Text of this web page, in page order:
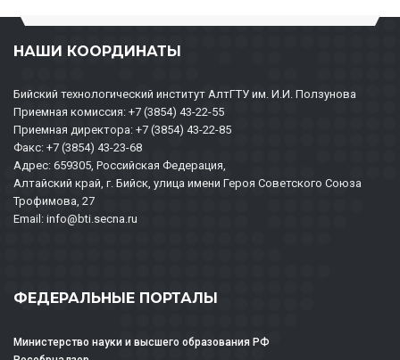
НАШИ КООРДИНАТЫ
Бийский технологический институт АлтГТУ им. И.И. Ползунова
Приемная комиссия: +7 (3854) 43-22-55
Приемная директора: +7 (3854) 43-22-85
Факс: +7 (3854) 43-23-68
Адрес: 659305, Российская Федерация,
Алтайский край, г. Бийск, улица имени Героя Советского Союза
Трофимова, 27
Email: info@bti.secna.ru
ФЕДЕРАЛЬНЫЕ ПОРТАЛЫ
Министерство науки и высшего образования РФ